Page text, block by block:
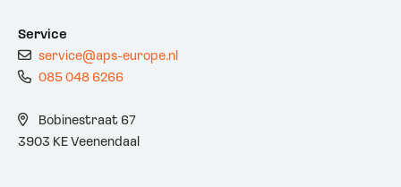
Service
service@aps-europe.nl
085 048 6266
Bobinestraat 67
3903 KE Veenendaal